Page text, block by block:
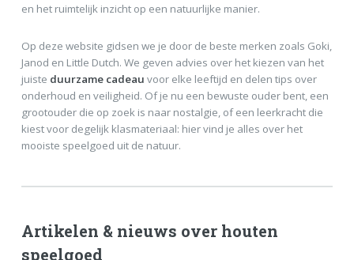
en het ruimtelijk inzicht op een natuurlijke manier.
Op deze website gidsen we je door de beste merken zoals Goki,
Janod en Little Dutch. We geven advies over het kiezen van het
juiste duurzame cadeau voor elke leeftijd en delen tips over
onderhoud en veiligheid. Of je nu een bewuste ouder bent, een
grootouder die op zoek is naar nostalgie, of een leerkracht die
kiest voor degelijk klasmateriaal: hier vind je alles over het
mooiste speelgoed uit de natuur.
Artikelen & nieuws over houten
speelgoed